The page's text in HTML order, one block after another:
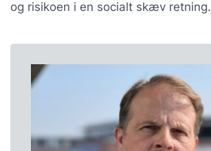
og risikoen i en socialt skæv retning.